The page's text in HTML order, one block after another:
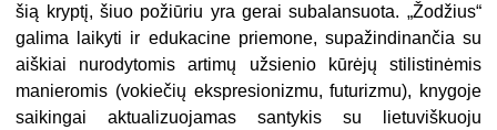
šią kryptį, šiuo požiūriu yra gerai subalansuota. „Žodžius“
galima laikyti ir edukacine priemone, supažindinančia su
aiškiai nurodytomis artimų užsienio kūrėjų stilistinėmis
manieromis (vokiečių ekspresionizmu, futurizmu), knygoje
saikingai aktualizuojamas santykis su lietuviškuoju